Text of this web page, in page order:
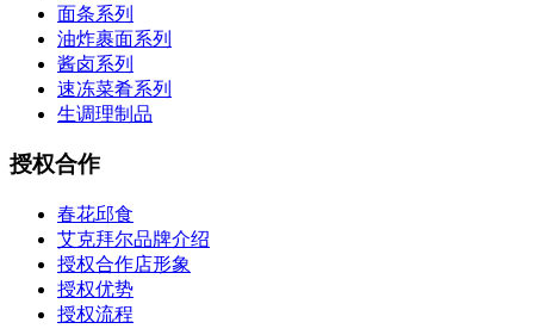
面条系列
油炸裹面系列
酱卤系列
速冻菜肴系列
生调理制品
授权合作
春花邱食
艾克拜尔品牌介绍
授权合作店形象
授权优势
授权流程